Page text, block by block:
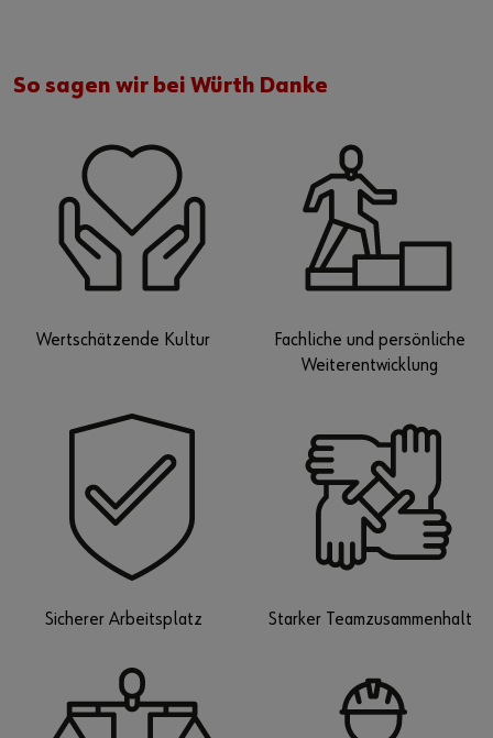
So sagen wir bei Würth Danke
Wertschätzende Kultur
Fachliche und persönliche
Weiterentwicklung
Sicherer Arbeitsplatz Starker Teamzusammenhalt